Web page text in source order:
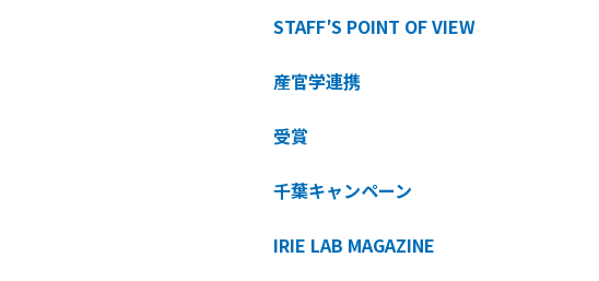
STAFF′S POINT OF VIEW
産官学連携
受賞
千葉キャンペーン
IRIE LAB MAGAZINE